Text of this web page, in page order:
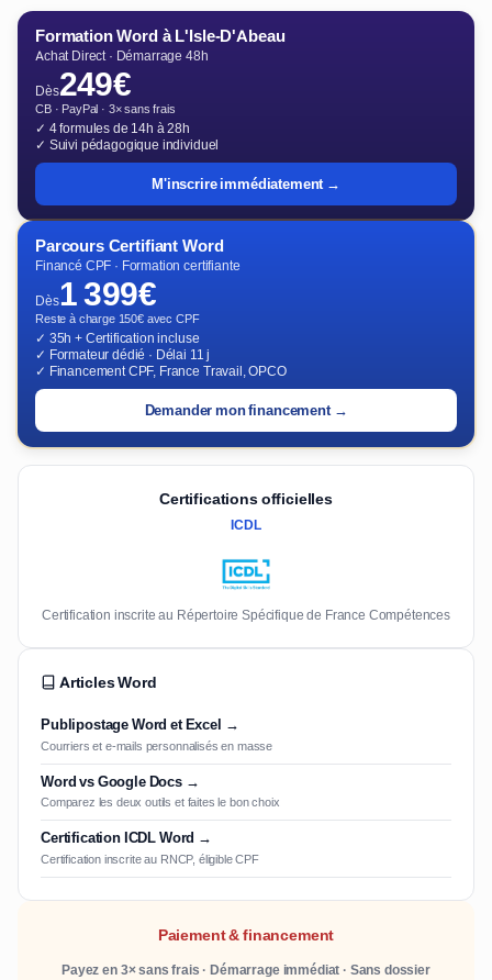
Formation Word à L'Isle-D'Abeau
Achat Direct · Démarrage 48h
Dès249€
CB · PayPal · 3× sans frais
✓ 4 formules de 14h à 28h
✓ Suivi pédagogique individuel
M'inscrire immédiatement →
Parcours Certifiant Word
Financé CPF · Formation certifiante
Dès1 399€
Reste à charge 150€ avec CPF
✓ 35h + Certification incluse
✓ Formateur dédié · Délai 11 j
✓ Financement CPF, France Travail, OPCO
Demander mon financement →
Certifications officielles
ICDL
Certification inscrite au Répertoire Spécifique de France Compétences
Articles Word
Publipostage Word et Excel →
Courriers et e-mails personnalisés en masse
Word vs Google Docs →
Comparez les deux outils et faites le bon choix
Certification ICDL Word →
Certification inscrite au RNCP, éligible CPF
Paiement & financement
Payez en 3× sans frais · Démarrage immédiat · Sans dossier